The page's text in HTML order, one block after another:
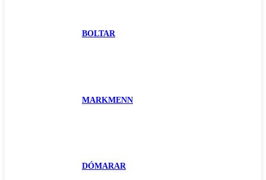
BOLTAR
MARKMENN
DÓMARAR